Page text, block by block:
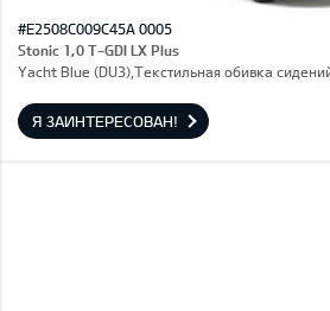
#E2508C009C45A 0005
Stonic 1,0 T-GDI LX Plus
Yacht Blue (DU3),Текстильная обивка
Я ЗАИНТЕРЕСОВАН!